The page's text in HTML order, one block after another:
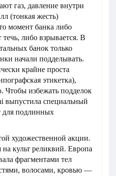
газ, давление внутри
(тонкая жесть)
момент банка либо
течь, либо взрывается. В
банок только
начали подделывать.
крайне проста
этикетка),
Чтобы избежать подделок
выпустила специальный
для подлинных
художественной акции.
культ реликвий. Европа
фрагментами тел
волосами, кровью —